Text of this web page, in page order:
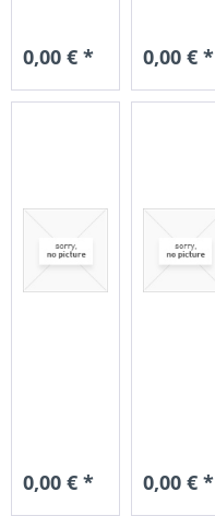
0,00 € * 0,00 € *
0,00 € * 0,00 € *